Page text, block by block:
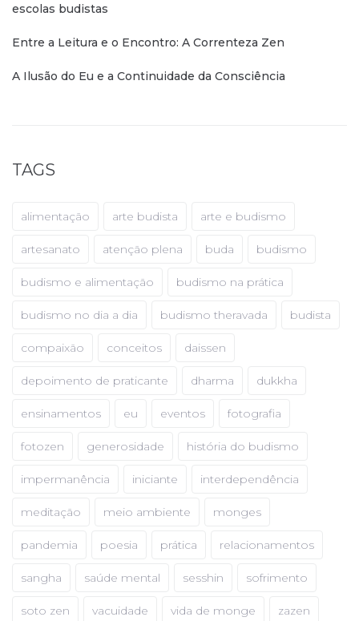
escolas budistas
Entre a Leitura e o Encontro: A Correnteza Zen
A Ilusão do Eu e a Continuidade da Consciência
TAGS
alimentação arte budista arte e budismo
artesanato atenção plena buda budismo
budismo e alimentação budismo na prática
budismo no dia a dia budismo theravada budista
compaixão conceitos daissen
depoimento de praticante dharma dukkha
ensinamentos eu eventos fotografia
fotozen generosidade história do budismo
impermanência iniciante interdependência
meditação meio ambiente monges
pandemia poesia prática relacionamentos
sangha saúde mental sesshin sofrimento
soto zen vacuidade vida de monge zazen